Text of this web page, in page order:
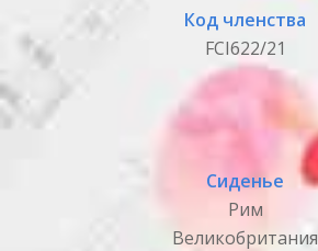
Код членства
FCI622/21
Сиденье
Рим
Великобритания